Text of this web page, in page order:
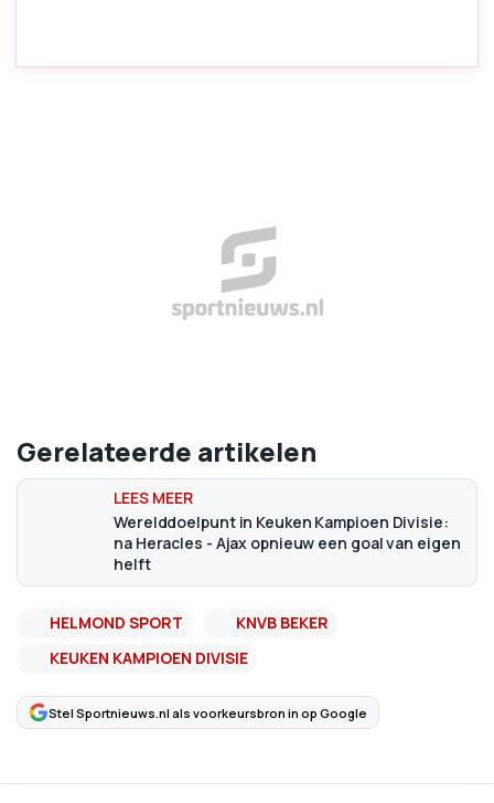
Gerelateerde artikelen
Werelddoelpunt in Keuken Kampioen Divisie:
na Heracles - Ajax opnieuw een goal van eigen
helft
HELMOND SPORT
KNVB BEKER
KEUKEN KAMPIOEN DIVISIE
Stel Sportnieuws.nl als voorkeursbron in op Google